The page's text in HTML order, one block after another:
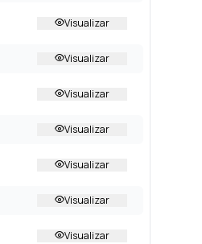
Visualizar
Visualizar
Visualizar
Visualizar
Visualizar
Visualizar
Visualizar